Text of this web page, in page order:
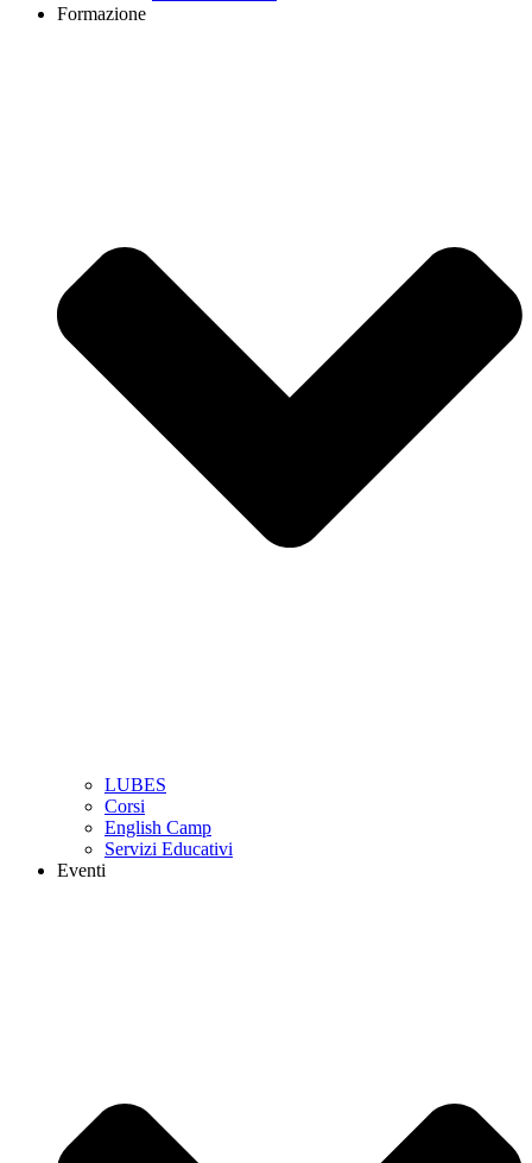
Formazione
LUBES
Corsi
English Camp
Servizi Educativi
Eventi